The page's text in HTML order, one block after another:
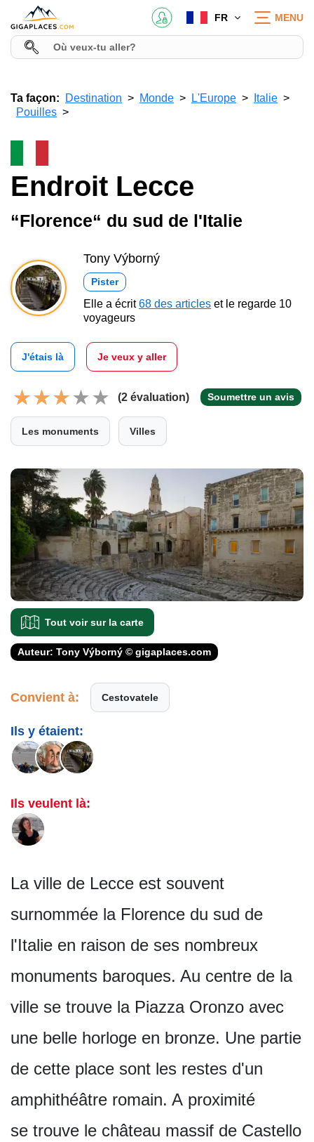
FR MENU
Ta façon: Destination Monde L'Europe
Italie
Pouilles
Endroit Lecce
“Florence“ du sud de l'Italie
Tony Výborný
Pister
Elle a écrit68 des articles et le regarde 10
voyageurs
J'étais là Je veux y aller
(2 évaluation) Soumettre un avis
Les monuments Villes
Tout voir sur la carte
Auteur: Tony Výborný © gigaplaces.com
Convient à: Cestovatele
Ils y étaient:
Ils veulent là:
La ville de Lecce est souvent
surnommée la Florence du sud de
l'Italie en raison de ses nombreux
monuments baroques. Au centre de la
ville se trouve la Piazza Oronzo avec
une belle horloge en bronze. Une partie
de cette place sont les restes d'un
amphithéâtre romain. A proximité
se trouve le château massif de Castello